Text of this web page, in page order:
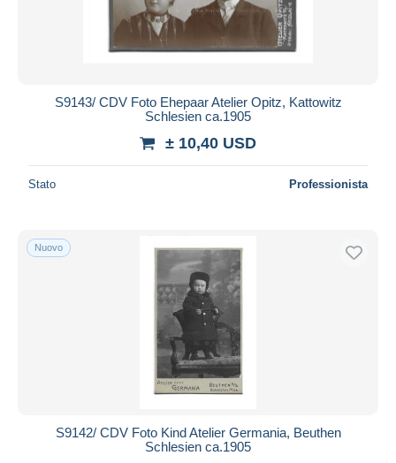
S9143/ CDV Foto Ehepaar Atelier Opitz, Kattowitz
Schlesien ca.1905
± 10,40 USD
Stato Professionista
Nuovo
S9142/ CDV Foto Kind Atelier Germania, Beuthen
Schlesien ca.1905